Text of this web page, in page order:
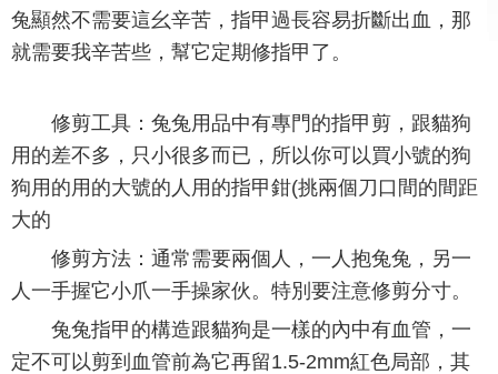
兔顯然不需要這幺辛苦，指甲過長容易折斷出血，那
就需要我辛苦些，幫它定期修指甲了。
修剪工具：兔兔用品中有專門的指甲剪，跟貓狗
用的差不多，只小很多而已，所以你可以買小號的狗
狗用的用的大號的人用的指甲鉗(挑兩個刀口間的間距
大的
修剪方法：通常需要兩個人，一人抱兔兔，另一
人一手握它小爪一手操家伙。特別要注意修剪分寸。
兔兔指甲的構造跟貓狗是一樣的內中有血管，一
定不可以剪到血管前為它再留1.5-2mm紅色局部，其